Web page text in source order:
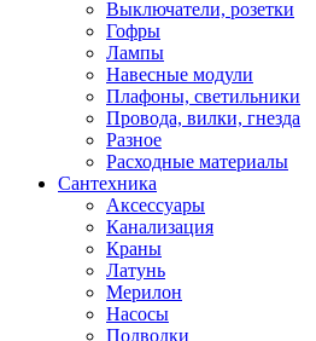
Выключатели, розетки
Гофры
Лампы
Навесные модули
Плафоны, светильники
Провода, вилки, гнезда
Разное
Расходные материалы
Сантехника
Аксессуары
Канализация
Краны
Латунь
Мерилон
Насосы
Подводки